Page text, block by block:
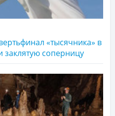
«тысячника» в
заклятую соперницу